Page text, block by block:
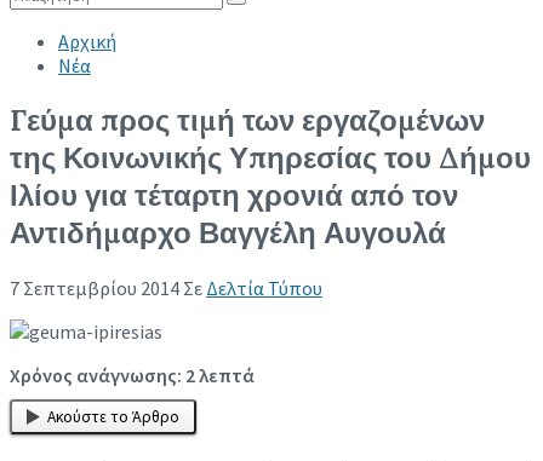
Αρχική
Νέα
Γεύμα προς τιμή των εργαζομένων
της Κοινωνικής Υπηρεσίας του Δήμου
Ιλίου για τέταρτη χρονιά από τον
Αντιδήμαρχο Βαγγέλη Αυγουλά
7 Σεπτεμβρίου 2014 Σε Δελτία Τύπου
Χρόνος ανάγνωσης: 2λεπτά
Ακούστε το Άρθρο